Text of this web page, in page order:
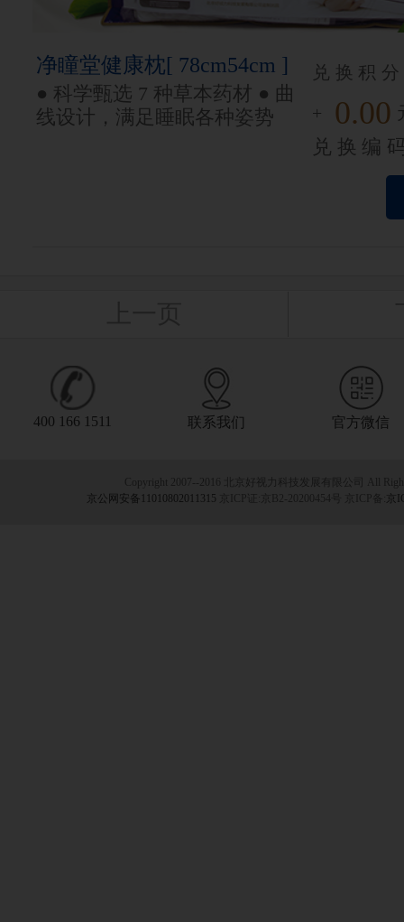
净瞳堂健康枕[ 78cm54cm ]
● 科学甄选 7 种草本药材 ● 曲
线设计，满足睡眠各种姿势
兑换积
+ 0.00
兑换编
400 166 1511 联系我们 官方微信
Copyright 2007--2016 北京好视力科技发展有限公司 All
京公网安备11010802011315 京ICP证:京B2-20200454号 京ICP备: 京